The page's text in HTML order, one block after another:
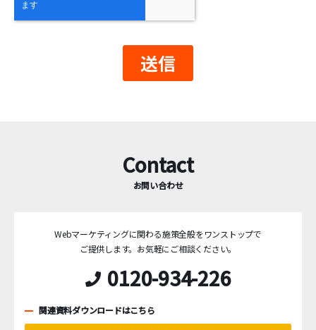
Contact
お問い合わせ
Webマーケティングに関わる施策全般をワンストップで
ご提供します。 お気軽にご相談ください。
0120-934-226
関連資料ダウンロードはこちら